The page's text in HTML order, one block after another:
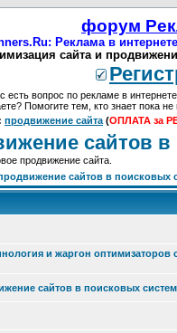
форум
Реклама в
сайта и
есть вопрос по рекламе в
Помогите тем, кто знает пока не
: продвижение сайта (ОПЛАТА за
сайтов
продвижение сайта.
сайтов в поисковых
и жаргон оптимизаторов
сайтов в поисковых